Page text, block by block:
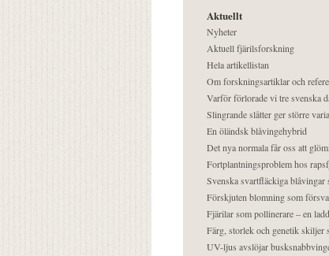
Aktuellt
Nyheter
Aktuell fjärilsforskning
Hela artikellistan
Om forskningsartiklar och
Varför förlorade vi tre svenska
Slingrande slåtter ger större
En öländsk blåvingehybrid
Det nya normala får oss att
Fortplantningsproblem hos
Svenska svartfläckiga
Förskjuten blomning som
Fjärilar som pollinerare – en
Färg, storlek och genetik
UV-ljus avslöjar